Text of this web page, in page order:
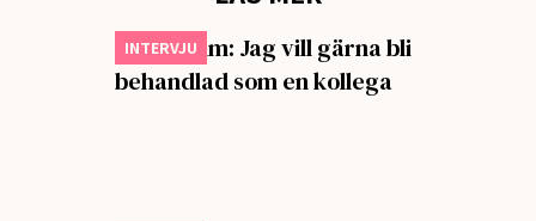
INTERVJU
Mats Malm: Jag vill gärna bli
behandlad som en kollega